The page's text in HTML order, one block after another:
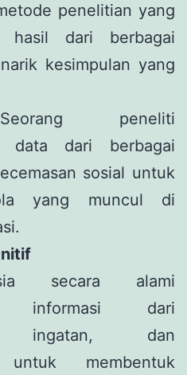
penelitian yang
hasil dari berbagai
kesimpulan yang
peneliti
data dari berbagai
sosial untuk
yang muncul di
secara alami
informasi dari
ingatan, dan
untuk membentuk